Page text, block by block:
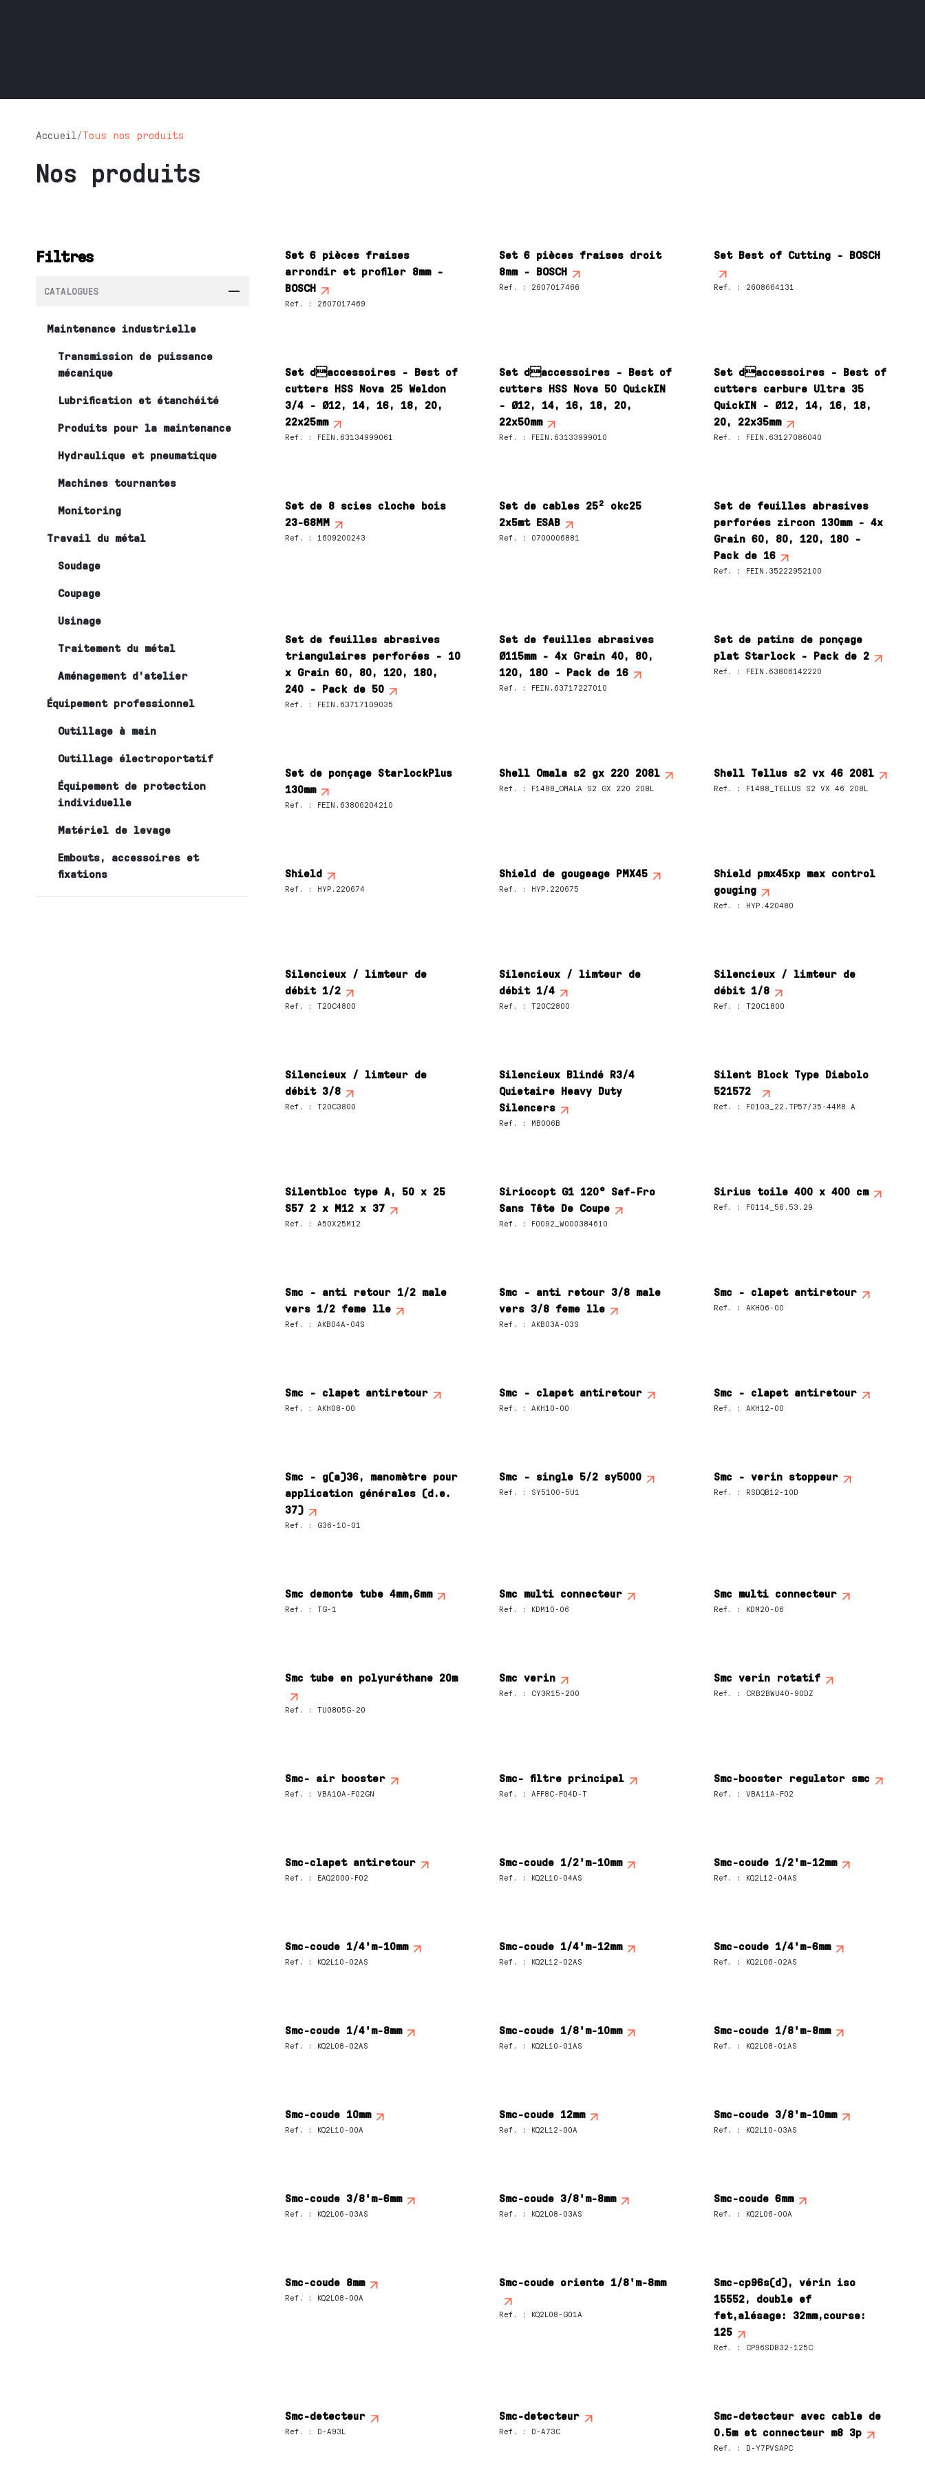
Accueil/Tous nos produits
Nos produits
Filtres
CATALOGUES
Maintenance industrielle
Transmission de puissance
mécanique
Lubrification et étanchéité
Produits pour la maintenance
Hydraulique et pneumatique
Machines tournantes
Monitoring
Travail du métal
Soudage
Coupage
Usinage
Traitement du métal
Aménagement d’atelier
Équipement professionnel
Outillage à main
Outillage électroportatif
Équipement de protection
individuelle
Matériel de levage
Embouts, accessoires et
fixations
Set 6 pièces fraises
arrondir et profiler 8mm -
BOSCH
Ref. : 2607017469
Set 6 pièces fraises droit
8mm - BOSCH
Ref. : 2607017466
Set Best of Cutting - BOSCH
Ref. : 2608664131
Set daccessoires - Best of
cutters HSS Nova 25 Weldon
3/4 - Ø12, 14, 16, 18, 20,
22x25mm
Ref. : FEIN.63134999061
Set daccessoires - Best of
cutters HSS Nova 50 QuickIN
- Ø12, 14, 16, 18, 20,
22x50mm
Ref. : FEIN.63133999010
Set daccessoires - Best of
cutters carbure Ultra 35
QuickIN - Ø12, 14, 16, 18,
20, 22x35mm
Ref. : FEIN.63127086040
Set de 8 scies cloche bois
23-68MM
Ref. : 1609200243
Set de cables 25² okc25
2x5mt ESAB
Ref. : 0700006881
Set de feuilles abrasives
perforées zircon 130mm - 4x
Grain 60, 80, 120, 180 -
Pack de 16
Ref. : FEIN.35222952100
Set de feuilles abrasives
triangulaires perforées - 10
x Grain 60, 80, 120, 180,
240 - Pack de 50
Ref. : FEIN.63717109035
Set de feuilles abrasives
Ø115mm - 4x Grain 40, 80,
120, 180 - Pack de 16
Ref. : FEIN.63717227010
Set de patins de ponçage
plat Starlock - Pack de 2
Ref. : FEIN.63806142220
Set de ponçage StarlockPlus
130mm
Ref. : FEIN.63806204210
Shell Omala s2 gx 220 208l
Ref. : F1488_OMALA S2 GX 220 208L
Shell Tellus s2 vx 46 208l
Ref. : F1488_TELLUS S2 VX 46 208L
Shield
Ref. : HYP.220674
Shield de gougeage PMX45
Ref. : HYP.220675
Shield pmx45xp max control
gouging
Ref. : HYP.420480
Silencieux / limteur de
débit 1/2
Ref. : T20C4800
Silencieux / limteur de
débit 1/4
Ref. :T20C2800
Silencieux / limteur de
débit 1/8
Ref. : T20C1800
Silencieux / limteur de
débit 3/8
Ref. : T20C3800
Silencieux Blindé R3/4
Quietaire Heavy Duty
Silencers
Ref. : MB006B
Silent Block Type Diabolo
521572
Ref. : F0103_22.TP57/35-44M8 A
Silentbloc type A, 50 x 25
S57 2 x M12 x 37
Ref. : A50X25M12
Siriocopt G1 120° Saf-Fro
Sans Tête De Coupe
Ref. : F0092_W000384610
Sirius toile 400 x 400 cm
Ref. : F0114_56.53.29
Smc - anti retour 1/2 male
vers 1/2 feme lle
Ref. : AKB04A-04S
Smc - anti retour 3/8 male
vers 3/8 feme lle
Ref. :AKB03A-03S
Smc - clapet antiretour
Ref. : AKH06-00
Smc - clapet antiretour
Ref. : AKH08-00
Smc - clapet antiretour
Ref. :AKH10-00
Smc - clapet antiretour
Ref. : AKH12-00
Smc - g(a)36, manomètre pour
application générales (d.e.
37)
Ref. : G36-10-01
Smc - single 5/2 sy5000
Ref. : SY5100-5U1
Smc - verin stoppeur
Ref. : RSDQB12-10D
Smc demonte tube 4mm,6mm
Ref. : TG-1
Smc multi connecteur
Ref. : KDM10-06
Smc multi connecteur
Ref. : KDM20-06
Smc tube en polyuréthane 20m
Ref. : TU0805G-20
Smc verin
Ref. : CY3R15-200
Smc verin rotatif
Ref. : CRB2BWU40-90DZ
Smc- air booster
Ref. : VBA10A-F02GN
Smc- filtre principal
Ref. :AFF8C-F04D-T
Smc-booster regulator smc
Ref. : VBA11A-F02
Smc-clapet antiretour
Ref. : EAQ2000-F02
Smc-coude 1/2'm-10mm
Ref. : KQ2L10-04AS
Smc-coude 1/2'm-12mm
Ref. : KQ2L12-04AS
Smc-coude 1/4'm-10mm
Ref. : KQ2L10-02AS
Smc-coude 1/4'm-12mm
Ref. : KQ2L12-02AS
Smc-coude 1/4'm-6mm
Ref. : KQ2L06-02AS
Smc-coude 1/4'm-8mm
Ref. : KQ2L08-02AS
Smc-coude 1/8'm-10mm
Ref. : KQ2L10-01AS
Smc-coude 1/8'm-8mm
Ref. : KQ2L08-01AS
Smc-coude 10mm
Ref. : KQ2L10-00A
Smc-coude 12mm
Ref. : KQ2L12-00A
Smc-coude 3/8'm-10mm
Ref. : KQ2L10-03AS
Smc-coude 3/8'm-6mm
Ref. : KQ2L06-03AS
Smc-coude 3/8'm-8mm
Ref. : KQ2L08-03AS
Smc-coude 6mm
Ref. : KQ2L06-00A
Smc-coude 8mm
Ref. : KQ2L08-00A
Smc-coude oriente 1/8'm-8mm
Ref. : KQ2L08-G01A
Smc-cp96s(d), vérin iso
15552, double ef
fet,alésage: 32mm,course:
125
Ref. : CP96SDB32-125C
Smc-detecteur
Ref. : D-A93L
Smc-detecteur
Ref. : D-A73C
Smc-detecteur avec cable de
0.5m et connecteur m8 3p
Ref. : D-Y7PVSAPC